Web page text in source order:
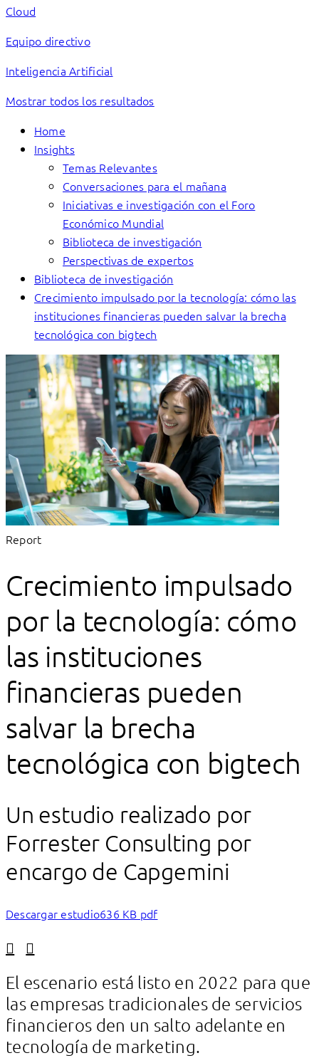
Cloud
Equipo directivo
Inteligencia Artificial
Mostrar todos los resultados
Home
Insights
Temas Relevantes
Conversaciones para el mañana
Iniciativas e investigación con el Foro
Económico Mundial
Biblioteca de investigación
Perspectivas de expertos
Biblioteca de investigación
Crecimiento impulsado por la tecnología: cómo las
instituciones financieras pueden salvar la brecha
tecnológica con bigtech
Report
Crecimiento impulsado
por la tecnología: cómo
las instituciones
financieras pueden
salvar la brecha
tecnológica con bigtech
Un estudio realizado por
Forrester Consulting por
encargo de Capgemini
Descargar estudio636 KB pdf
El escenario está listo en 2022 para que
las empresas tradicionales de servicios
financieros den un salto adelante en
tecnología de marketing.